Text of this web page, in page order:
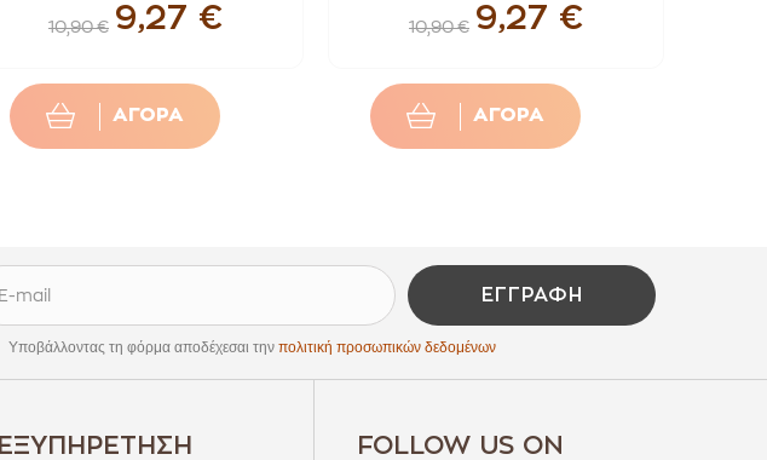
10,90 € 9,27 €
ΑΓΟΡΑ
10,90 € 9,27 €
ΑΓΟΡΑ
ΕΓΓΡΑΦΉ
Υποβάλλοντας τη φόρμα αποδέχεσαι την πολιτική προσωπικών δεδομένων
ΕΞΥΠΗΡΈΤΗΣΗ
FOLLOW US ON